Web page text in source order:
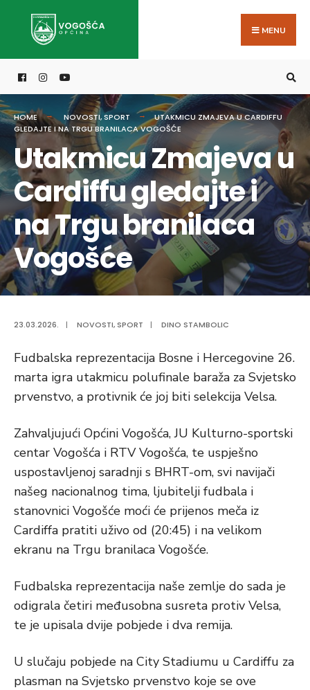
MENU
HOME NOVOSTI,SPORT
UTAKMICU ZMAJEVA U CARDIFFU
GLEDAJTE I NA TRGU BRANILACA VOGOŠĆE
Utakmicu Zmajeva u
Cardiffu gledajte i
na Trgu branilaca
Vogošće
23.03.2026. | NOVOSTI, SPORT | DINO STAMBOLIC
Fudbalska reprezentacija Bosne i Hercegovine 26.
marta igra utakmicu polufinale baraža za Svjetsko
prvenstvo, a protivnik će joj biti selekcija Velsa.
Zahvaljujući Općini Vogošća, JU Kulturno-sportski
centar Vogošća i RTV Vogošća, te uspješno
uspostavljenoj saradnji s BHRT-om, svi navijači
našeg nacionalnog tima, ljubitelji fudbala i
stanovnici Vogošće moći će prijenos meča iz
Cardiffa pratiti uživo od (20:45) i na velikom
ekranu na Trgu branilaca Vogošće.
Fudbalska reprezentacija naše zemlje do sada je
odigrala četiri međusobna susreta protiv Velsa,
te je upisala dvije pobjede i dva remija.
U slučaju pobjede na City Stadiumu u Cardiffu za
plasman na Svjetsko prvenstvo koje se ove
for: